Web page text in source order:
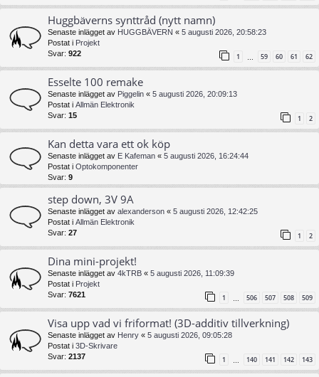
Huggbäverns synttråd (nytt namn)
Senaste inlägget av HUGGBÄVERN « 5 augusti 2026, 20:58:23
Postat i Projekt
Svar: 922 1 59 60 61 62
Esselte 100 remake
Senaste inlägget av Piggelin « 5 augusti 2026, 20:09:13
Postat i Allmän Elektronik
Svar: 15 1 2
Kan detta vara ett ok köp
Senaste inlägget av E Kafeman « 5 augusti 2026, 16:24:44
Postat i Optokomponenter
Svar: 9
step down, 3V 9A
Senaste inlägget av alexanderson « 5 augusti 2026, 12:42:25
Postat i Allmän Elektronik
Svar: 27 1 2
Dina mini-projekt!
Senaste inlägget av 4kTRB « 5 augusti 2026, 11:09:39
Postat i Projekt
Svar: 7621 1 506 507 508 509
Visa upp vad vi friformat! (3D-additiv tillverkning)
Senaste inlägget av Henry « 5 augusti 2026, 09:05:28
Postat i 3D-Skrivare
Svar: 2137 1 … 140 141 142 143